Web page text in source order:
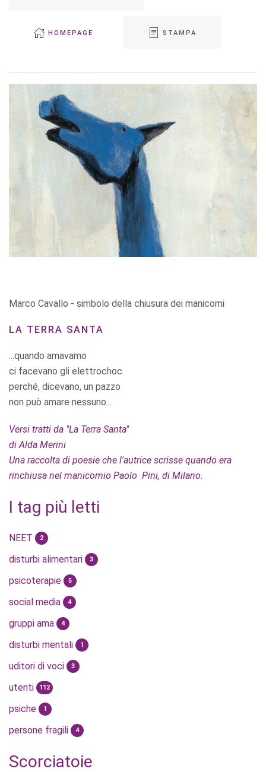
HOMEPAGE STAMPA
Marco Cavallo - simbolo della chiusura dei manicomi
LA TERRA SANTA
...quando amavamo
ci facevano gli elettrochoc
perché, dicevano, un pazzo
non può amare nessuno...
Versi tratti da "La Terra Santa"
di Alda Merini
Una raccolta di poesie che l'autrice scrisse quando era
rinchiusa nel manicomio Paolo Pini, di Milano.
I tag più letti
NEET 2
disturbi alimentari 3
psicoterapie 5
social media 4
gruppi ama 4
disturbi mentali 1
uditori di voci 3
utenti 112
psiche 1
persone fragili 4
Scorciatoie